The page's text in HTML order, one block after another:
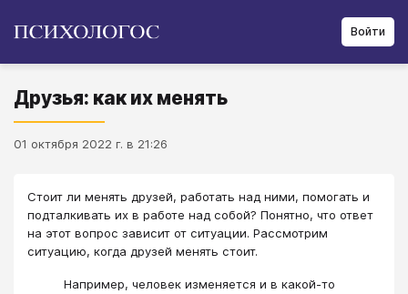
Войти
Друзья: как их менять
01 октября 2022 г. в 21:26
Стоит ли менять друзей, работать над ними, помогать и
подталкивать их в работе над собой? Понятно, что ответ
на этот вопрос зависит от ситуации. Рассмотрим
ситуацию, когда друзей менять стоит.
Например, человек изменяется и в какой-то